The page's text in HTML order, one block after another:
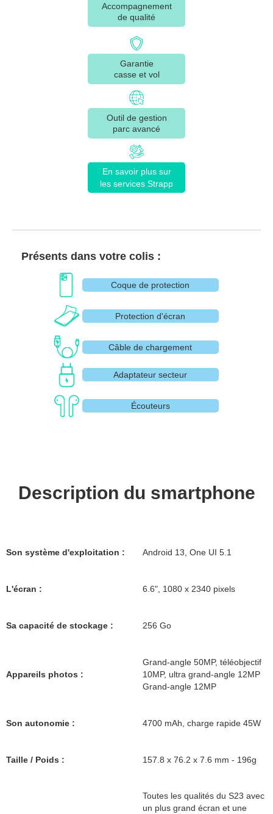
Accompagnement
de qualité
Garantie
casse et vol
Outil de gestion
parc avancé
En savoir plus sur
les services Strapp
Présents dans votre colis :
Coque de protection
Protection d'écran
Câble de chargement
Adaptateur secteur
Écouteurs
Description du smartphone
Son système d'exploitation : Android 13, One UI 5.1
L'écran : 6.6", 1080 x 2340 pixels
Sa capacité de stockage : 256 Go
Appareils photos :
Grand-angle 50MP, téléobjectif
10MP, ultra grand-angle 12MP
Grand-angle 12MP
Son autonomie : 4700 mAh, charge rapide 45W
Taille / Poids : 157.8 x 76.2 x 7.6 mm - 196g
Toutes les qualités du S23 avec
un plus grand écran et une